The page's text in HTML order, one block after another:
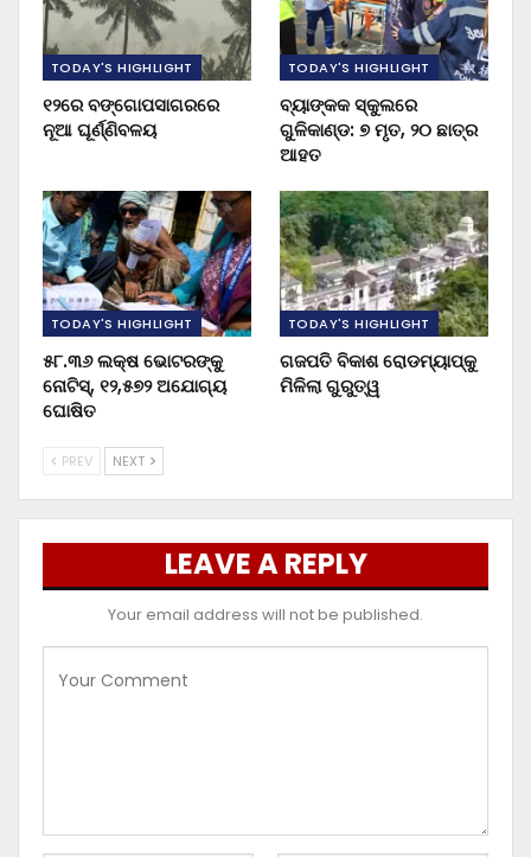
TODAY'S HIGHLIGHT
୧୨ରେ ବଙ୍ଗୋପସାଗରରେ
ନୂଆ ଘୂର୍ଣ୍ଣିବଳୟ
TODAY'S HIGHLIGHT
ବ୍ୟାଙ୍କକ ସ୍କୁଲରେ
ଗୁଳିକାଣ୍ଡ: ୭ ମୃତ, ୨୦ ଛାତ୍ର
ଆହତ
TODAY'S HIGHLIGHT
୫୮.୩୬ ଲକ୍ଷ ଭୋଟରଙ୍କୁ
ନୋଟିସ୍‌, ୧୨,୫୭୨ ଅଯୋଗ୍ୟ
ଘୋଷିତ
TODAY'S HIGHLIGHT
ଗଜପତି ବିକାଶ ରୋଡମ୍ୟାପ୍‌କୁ
ମିଳିଲା ଗୁରୁତ୍ୱ
PREV NEXT
LEAVE A REPLY
Your email address will not be published.